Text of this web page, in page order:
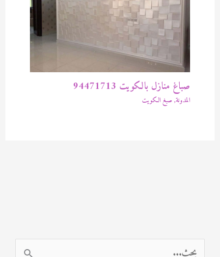
صباغ منازل بالكويت 94471713
المدونة, صبغ الكويت